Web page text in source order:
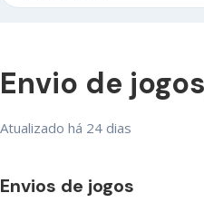
Envio de
Atualizado há 24 dias
Envios de jogos